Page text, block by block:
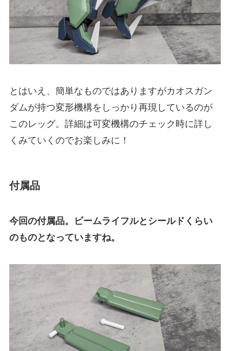
とはいえ、簡単なものではありますがカオスガン
ダムが持つ変形機構をしっかり再現しているのが
このレッグ。詳細は可変機構のチェック時に詳し
くみていくのでお楽しみに！
付属品
今回の付属品。ビームライフルとシールドくらい
のものとなっていますね。